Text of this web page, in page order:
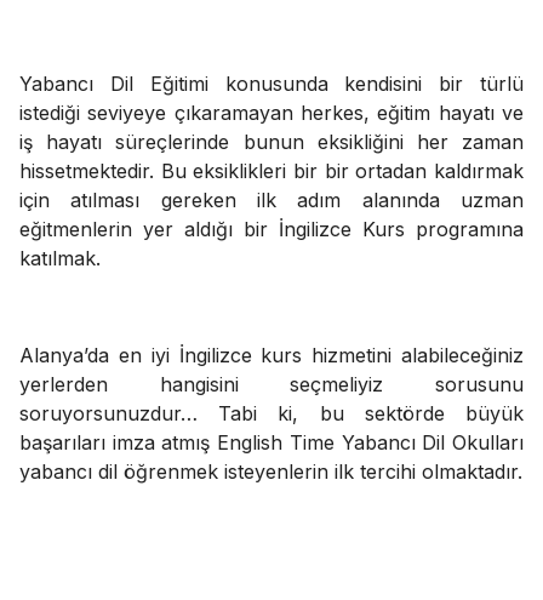
Yabancı Dil Eğitimi konusunda kendisini bir türlü
istediği seviyeye çıkaramayan herkes, eğitim hayatı ve
iş hayatı süreçlerinde bunun eksikliğini her zaman
hissetmektedir. Bu eksiklikleri bir bir ortadan kaldırmak
için atılması gereken ilk adım alanında uzman
eğitmenlerin yer aldığı bir İngilizce Kurs programına
katılmak.
Alanya’da en iyi İngilizce kurs hizmetini alabileceğiniz
yerlerden hangisini seçmeliyiz sorusunu
soruyorsunuzdur… Tabi ki, bu sektörde büyük
başarıları imza atmış English Time Yabancı Dil Okulları
yabancı dil öğrenmek isteyenlerin ilk tercihi olmaktadır.